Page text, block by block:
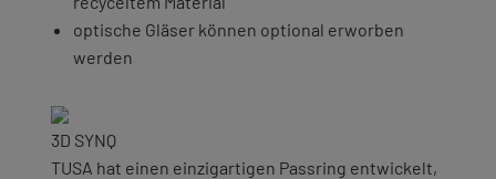
optische Gläser können optional erworben
werden
3D SYNQ
TUSA hat einen einzigartigen Passring entwickelt,